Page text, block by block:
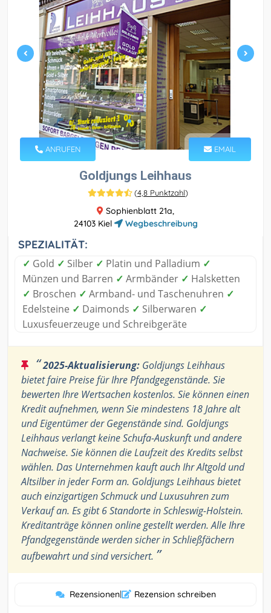
ANRUFEN EMAIL
Goldjungs Leihhaus
(4,8 Punktzahl)
Sophienblatt 21a,
24103 Kiel
Wegbeschreibung
SPEZIALITÄT:
✓ Gold ✓ Silber ✓ Platin und Palladium ✓
Münzen und Barren ✓ Armbänder ✓ Halsketten
✓ Broschen ✓ Armband- und Taschenuhren ✓
Edelsteine ✓ Daimonds ✓ Silberwaren ✓
Luxusfeuerzeuge und Schreibgeräte
“2025-Aktualisierung: Goldjungs Leihhaus
bietet faire Preise für Ihre Pfandgegenstände. Sie
bewerten Ihre Wertsachen kostenlos. Sie können einen
Kredit aufnehmen, wenn Sie mindestens 18 Jahre alt
und Eigentümer der Gegenstände sind. Goldjungs
Leihhaus verlangt keine Schufa-Auskunft und andere
Nachweise. Sie können die Laufzeit des Kredits selbst
wählen. Das Unternehmen kauft auch Ihr Altgold und
Altsilber in jeder Form an. Goldjungs Leihhaus bietet
auch einzigartigen Schmuck und Luxusuhren zum
Verkauf an. Es gibt 6 Standorte in Schleswig-Holstein.
Kreditanträge können online gestellt werden. Alle Ihre
Pfandgegenstände werden sicher in Schließfächern
aufbewahrt und sind versichert. ”
Rezensionen| Rezension schreiben